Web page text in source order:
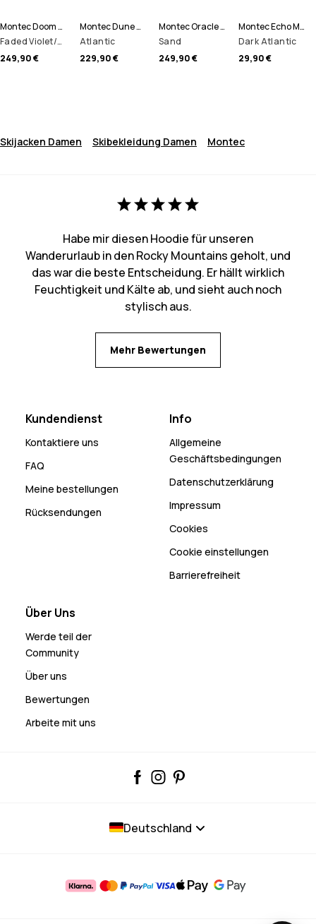
Montec Doom W Skijacke Damen
Faded Violet/Black/Dark Atlantic
249,90 €
Montec Dune W Snowboardjacke Damen
Atlantic
229,90 €
Montec Oracle W Skijacke Damen
Sand
249,90 €
Montec Echo Mütze
Dark Atlantic
29,90 €
Skijacken Damen Skibekleidung Damen Montec
Habe mir diesen Hoodie für unseren
Wanderurlaub in den Rocky Mountains geholt, und
das war die beste Entscheidung. Er hällt wirklich
Feuchtigkeit und Kälte ab, und sieht auch noch
stylisch aus.
Mehr Bewertungen
Kundendienst
Kontaktiere uns
FAQ
Meine bestellungen
Rücksendungen
Info
Allgemeine
Geschäftsbedingungen
Datenschutzerklärung
Impressum
Cookies
Cookie einstellungen
Barrierefreiheit
Über Uns
Werde teil der
Community
Über uns
Bewertungen
Arbeite mit uns
Deutschland